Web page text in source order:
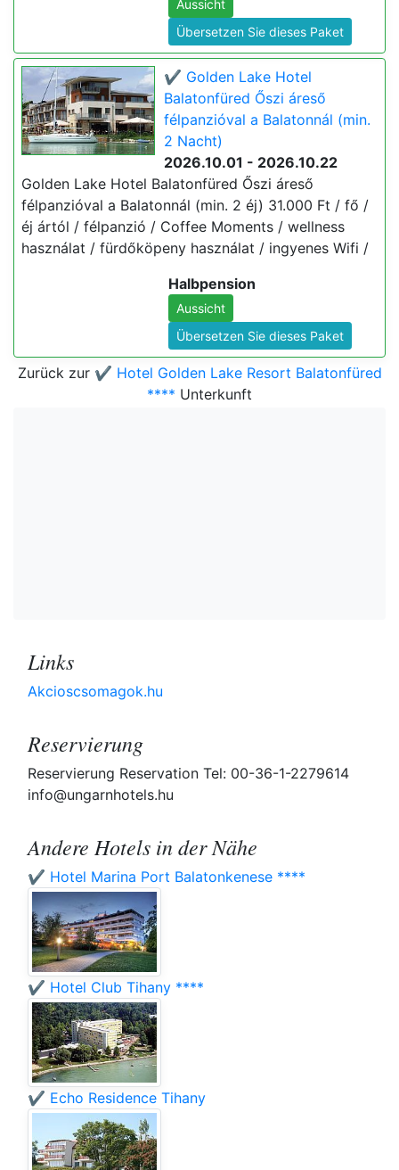
Aussicht
Übersetzen Sie dieses Paket
✔️ Golden Lake Hotel
Balatonfüred Őszi áreső
félpanzióval a Balatonnál (min.
2 Nacht)
2026.10.01 - 2026.10.22
Golden Lake Hotel Balatonfüred Őszi áreső
félpanzióval a Balatonnál (min. 2 éj) 31.000 Ft / fő /
éj ártól / félpanzió / Coffee Moments / wellness
használat / fürdőköpeny használat / ingyenes Wifi /
Halbpension
Aussicht
Übersetzen Sie dieses Paket
Zurück zur ✔️ Hotel Golden Lake Resort Balatonfüred
**** Unterkunft
Links
Akcioscsomagok.hu
Reservierung
Reservierung Reservation Tel: 00-36-1-2279614
info@ungarnhotels.hu
Andere Hotels in der Nähe
✔️ Hotel Marina Port Balatonkenese ****
✔️ Hotel Club Tihany ****
✔️ Echo Residence Tihany